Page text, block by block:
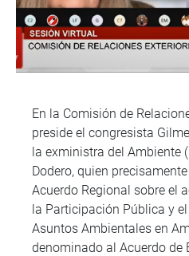
En la Comisión de
preside el congresista
la exministra del Ambiente
Dodero, quien
Acuerdo Regional sobre el
la Participación Pública y
Asuntos Ambientales en
denominado al Acuerdo de